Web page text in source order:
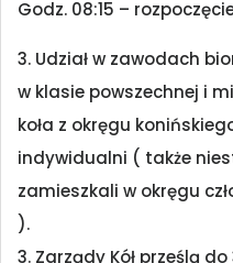
Godz. 08:15 –
3. Udział w zawodach
w klasie powszechnej i
koła z okręgu
indywidualni ( także
zamieszkali w okręgu
).
3. Zarządy Kół prześlą